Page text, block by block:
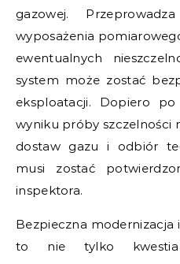
gazowej.
wyposażenia
ewentualnych
system może zostać
eksploatacji. Dopiero
wyniku próby szczelności
dostaw gazu i odbiór
musi zostać
inspektora.
Bezpieczna modernizacja
to nie tylko